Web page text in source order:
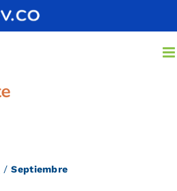
/Septiembre